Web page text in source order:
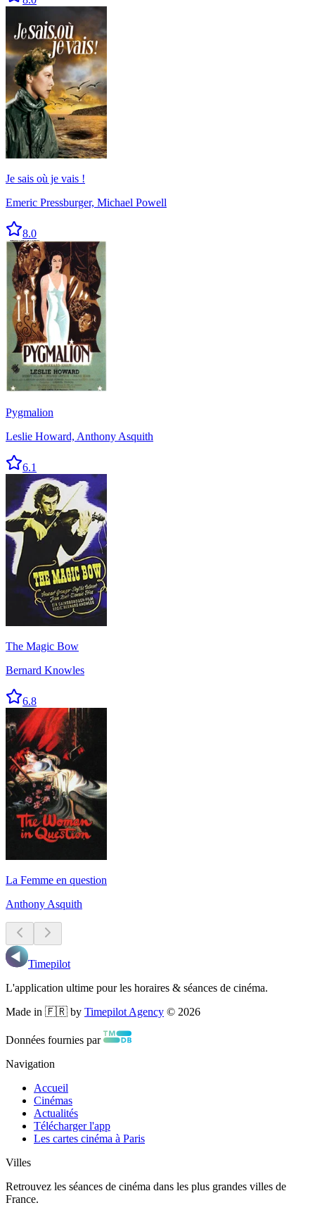
Je sais où je vais !
Emeric Pressburger, Michael Powell
8.0
Pygmalion
Leslie Howard, Anthony Asquith
6.1
The Magic Bow
Bernard Knowles
6.8
La Femme en question
Anthony Asquith
Timepilot
L'application ultime pour les horaires & séances de cinéma.
Made in 🇫🇷 by Timepilot Agency © 2026
Données fournies par
Navigation
Accueil
Cinémas
Actualités
Télécharger l'app
Les cartes cinéma à Paris
Villes
Retrouvez les séances de cinéma dans les plus grandes villes de
France.